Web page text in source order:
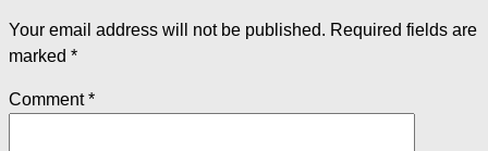
Your email address will not be published. Required fields are
marked *
Comment*